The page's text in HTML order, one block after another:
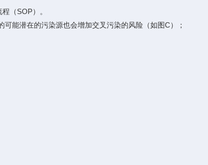
（SOP）。
能潜在的污染源也会增加交叉污染的风险（如图C）；